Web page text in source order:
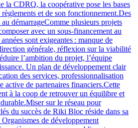
la CDRQ, la coopérative pose les bases
règlements et de son fonctionnement.Des
démarrageComme plusieurs projets
avec un sous-financement au
sont exigeantes : manque de
générale, réflexion sur la viabilité
l’ambition du projet, l’équipe
Un plan de développement clair
des services, professionnalisation
active de partenaires financiers.Cette
à la coop de retrouver un équilibre et
sur le réseau pour
du succès de Riki Bloc réside dans sa
Organismes de développement